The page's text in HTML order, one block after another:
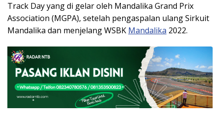
Track Day yang di gelar oleh Mandalika Grand Prix
Association (MGPA), setelah pengaspalan ulang Sirkuit
Mandalika dan menjelang WSBK Mandalika 2022.